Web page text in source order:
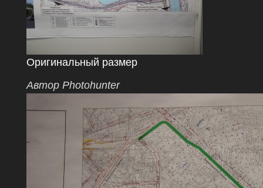
Оригинальный размер
Автор Photohunter